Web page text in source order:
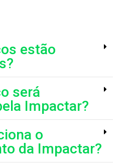
estão
será
Impactar?
o
da Impactar?